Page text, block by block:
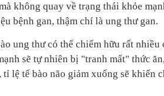
không quay về trạng thái khỏe
bệnh gan, thậm chí là ung thư gan.
ung thư có thể chiếm hữu rất
sẽ tự nhiên bị "tranh mất" thức
lệ tế bào não giảm xuống sẽ khiến